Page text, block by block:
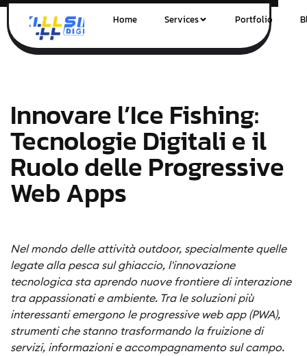
Home Services Portfolio
Innovare l’Ice Fishing:
Tecnologie Digitali e il
Ruolo delle Progressive
Web Apps
Nel mondo delle attività outdoor, specialmente quelle
legate alla pesca sul ghiaccio, l'innovazione
tecnologica sta aprendo nuove frontiere di interazione
tra appassionati e ambiente. Tra le soluzioni più
interessanti emergono le progressive web app (PWA),
strumenti che stanno trasformando la fruizione di
servizi, informazioni e accompagnamento sul campo.